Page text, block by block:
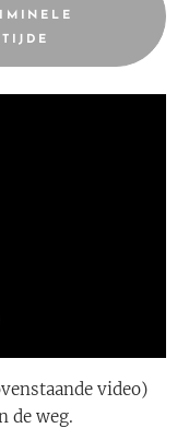
video)
de weg.